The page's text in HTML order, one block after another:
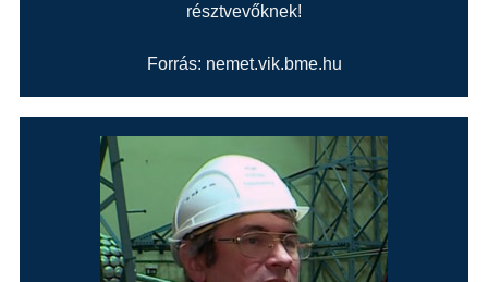
résztvevőknek!
Forrás: nemet.vik.bme.hu